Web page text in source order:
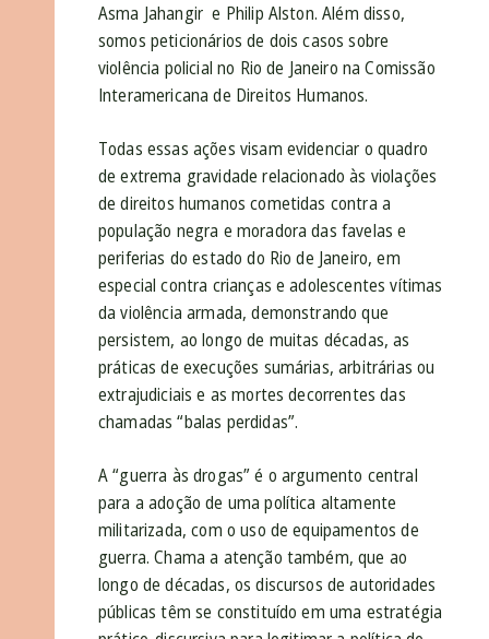
Asma Jahangir e Philip Alston. Além disso,
somos peticionários de dois casos sobre
violência policial no Rio de Janeiro na Comissão
Interamericana de Direitos Humanos.
Todas essas ações visam evidenciar o quadro
de extrema gravidade relacionado às violações
de direitos humanos cometidas contra a
população negra e moradora das favelas e
periferias do estado do Rio de Janeiro, em
especial contra crianças e adolescentes vítimas
da violência armada, demonstrando que
persistem, ao longo de muitas décadas, as
práticas de execuções sumárias, arbitrárias ou
extrajudiciais e as mortes decorrentes das
chamadas “balas perdidas”.
A “guerra às drogas” é o argumento central
para a adoção de uma política altamente
militarizada, com o uso de equipamentos de
guerra. Chama a atenção também, que ao
longo de décadas, os discursos de autoridades
públicas têm se constituído em uma estratégia